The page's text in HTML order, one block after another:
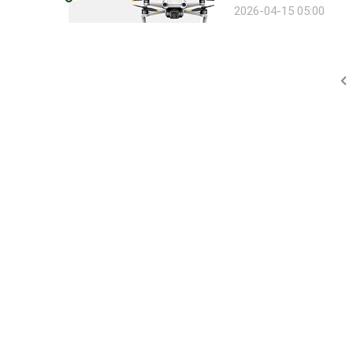
고 있다. 하지만 화려한
2026-04-15 05:00